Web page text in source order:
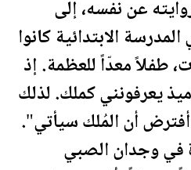
عن نفسه، إلى
الابتدائية كانوا
طفلاً معدّاً للعظمة. إذ
يعرفونني كملك. لذلك
أن المُلك سيأتي".
في وجدان الصبي